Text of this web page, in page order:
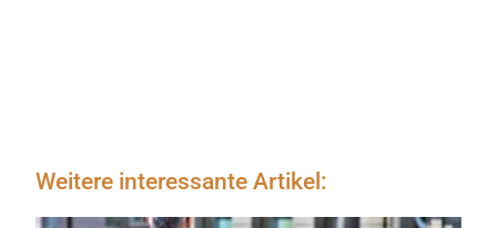
Weitere interessante Artikel: